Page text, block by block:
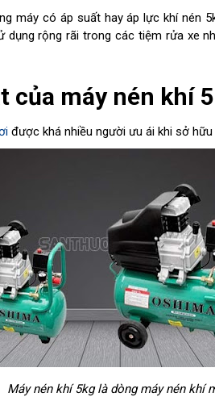
máy có áp suất hay áp lực khí nén
dụng rộng rãi trong các tiệm rửa xe
của máy nén khí
được khá nhiều người ưu ái khi sở
Máy nén khí 5kg là dòng máy nén khí